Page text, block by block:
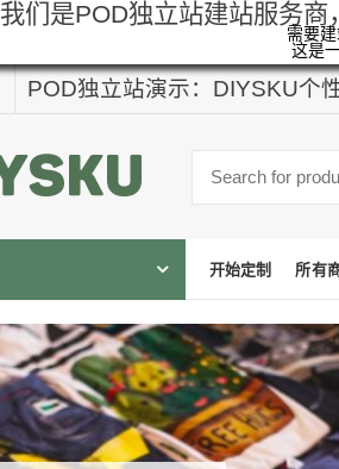
我们是POD独立站建站服务
需要
这是
POD独立站演示：DIYSKU个
开始定制 所有